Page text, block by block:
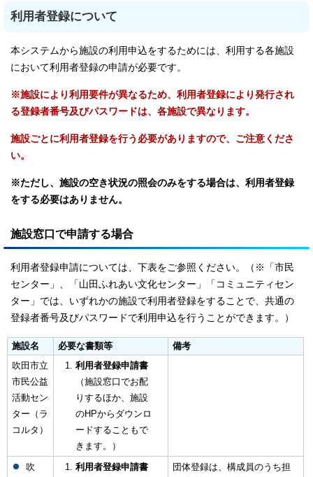
利用者登録について
本システムから施設の利用申込をするためには、利用する各施設
において利用者登録の申請が必要です。
※施設により利用要件が異なるため、利用者登録により発行され
る登録者番号及びパスワードは、各施設で異なります。
施設ごとに利用者登録を行う必要がありますので、ご注意くださ
い。
※ただし、施設の空き状況の照会のみをする場合は、利用者登録
をする必要はありません。
施設窓口で申請する場合
利用者登録申請については、下表をご参照ください。（※「市民
センター」、「山田ふれあい文化センター」「コミュニティセン
ター」では、いずれかの施設で利用者登録をすることで、共通の
登録者番号及びパスワードで利用申込を行うことができます。）
施設名 必要な書類等
備考
吹田市立
市民公益
活動セン
ター（ラ
コルタ）
利用者登録申請書
（施設窓口でお配
りするほか、施設
のHPからダウンロ
ードすることもで
きます。）
吹
利用者登録申請書
団体登録は、構成員のうち担